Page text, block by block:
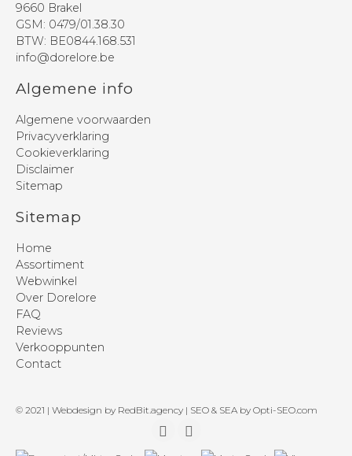
9660 Brakel
GSM: 0479/01.38.30
BTW: BE0844.168.531
info@dorelore.be
Algemene info
Algemene voorwaarden
Privacyverklaring
Cookieverklaring
Disclaimer
Sitemap
Sitemap
Home
Assortiment
Webwinkel
Over Dorelore
FAQ
Reviews
Verkooppunten
Contact
© 2021 | Webdesign by RedBit.agency | SEO & SEA by Opti-SEO.com